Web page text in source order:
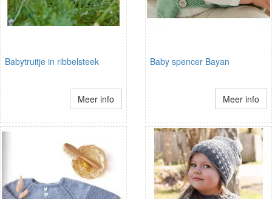
Babytruitje in ribbelsteek
Meer info
Baby spencer Bayan
Meer info